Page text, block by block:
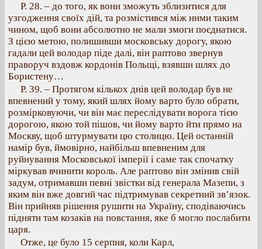
Р. 28. – до того, як вони зможуть зблизитися для
узгодження своїх дій, та розмістився між ними таким
чином, щоб вони абсолютно не мали змоги поєднатися.
З цією метою, полишивши московську дорогу, якою
гадали цей володар піде далі, він раптово звернув
праворуч вздовж кордонів Польщі, взявши шлях до
Бористену…
Р. 39. – Протягом кількох днів цей володар був не
впевнений у тому, який шлях йому варто було обрати,
розмірковуючи, чи він має переслідувати ворога тією
дорогою, якою той пішов, чи йому варто йти прямо на
Москву, щоб штурмувати цю столицю. Цей останній
намір був, ймовірно, найбільш впевненим для
руйнування Московської імперії і саме так спочатку
міркував вчинити король. Але раптово він змінив свій
задум, отримавши певні звістки від генерала Мазепи, з
яким він вже довгий час підтримував секретний зв’язок.
Він прийняв рішення рушити на Україну, сподіваючись
підняти там козаків на повстання, яке б могло послабити
царя.
Отже, це було 15 серпня, коли Карл,